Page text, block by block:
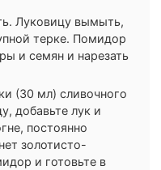
Луковицу вымыть,
терке. Помидор
и семян и нарезать
(30 мл) сливочного
добавьте лук и
постоянно
золотисто-
и готовьте в